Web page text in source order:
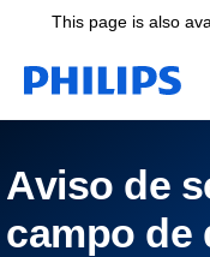
This page is also
Aviso de
campo de